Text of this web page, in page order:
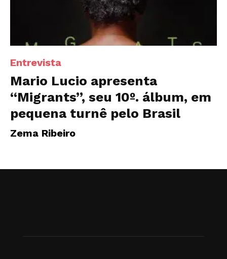
Entrevista
Mario Lucio apresenta
“Migrants”, seu 10º. álbum, em
pequena turnê pelo Brasil
Zema Ribeiro